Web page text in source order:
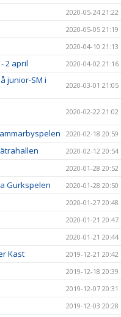
2020-05-24 21:22
2020-05-05 21:19
2020-04-10 21:13
2 april 2020-04-02 21:16
junior-SM i
2020-03-01 21:05
2020-02-22 21:02
2020-02-18 20:59
2020-02-12 20:54
2020-01-28 20:52
Gurkspelen 2020-01-28 20:50
2020-01-27 20:48
2020-01-21 20:47
2020-01-21 20:44
Kast 2019-12-21 20:42
2019-12-18 20:39
2019-12-07 20:31
2019-12-03 20:28